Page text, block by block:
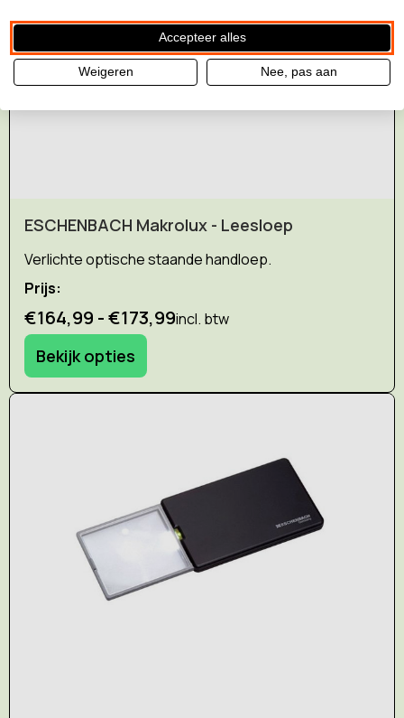
ESCHENBACH Makrolux - Leesloep
Verlichte optische staande handloep.
Prijs:
€164,99 - €173,99incl. btw
Bekijk opties
Accepteer alles
Weigeren Nee, pas aan